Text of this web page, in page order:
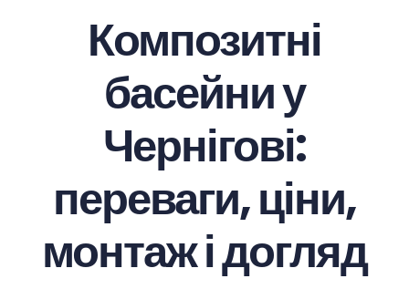
Композитні
басейни у
Чернігові:
переваги, ціни,
монтаж і догляд